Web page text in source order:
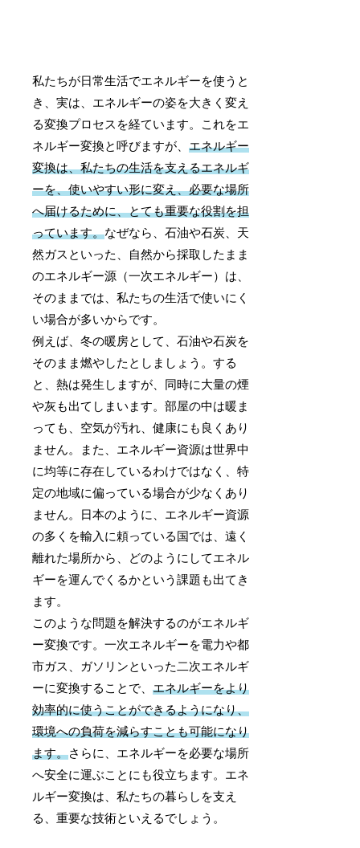
私たちが日常生活でエネルギーを使うと
き、実は、エネルギーの姿を大きく変え
る変換プロセスを経ています。これをエ
ネルギー変換と呼びますが、エネルギー
変換は、私たちの生活を支えるエネルギ
ーを、使いやすい形に変え、必要な場所
へ届けるために、とても重要な役割を担
っています。なぜなら、石油や石炭、天
然ガスといった、自然から採取したまま
のエネルギー源（一次エネルギー）は、
そのままでは、私たちの生活で使いにく
い場合が多いからです。
例えば、冬の暖房として、石油や石炭を
そのまま燃やしたとしましょう。する
と、熱は発生しますが、同時に大量の煙
や灰も出てしまいます。部屋の中は暖ま
っても、空気が汚れ、健康にも良くあり
ません。また、エネルギー資源は世界中
に均等に存在しているわけではなく、特
定の地域に偏っている場合が少なくあり
ません。日本のように、エネルギー資源
の多くを輸入に頼っている国では、遠く
離れた場所から、どのようにしてエネル
ギーを運んでくるかという課題も出てき
ます。
このような問題を解決するのがエネルギ
ー変換です。一次エネルギーを電力や都
市ガス、ガソリンといった二次エネルギ
ーに変換することで、エネルギーをより
効率的に使うことができるようになり、
環境への負荷を減らすことも可能になり
ます。さらに、エネルギーを必要な場所
へ安全に運ぶことにも役立ちます。エネ
ルギー変換は、私たちの暮らしを支え
る、重要な技術といえるでしょう。